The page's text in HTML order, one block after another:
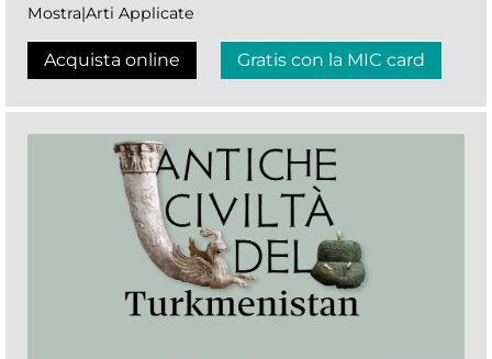
Mostra|Arti Applicate
Acquista online Gratis con la MIC card